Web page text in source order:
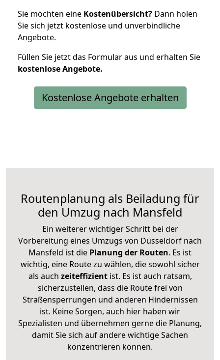
Sie möchten eine Kostenübersicht? Dann holen
Sie sich jetzt kostenlose und unverbindliche
Angebote.
Füllen Sie jetzt das Formular aus und erhalten Sie
kostenloseAngebote.
Kostenlose Angebote erhalten
Routenplanung als Beiladung für
den Umzug nach Mansfeld
Ein weiterer wichtiger Schritt bei der
Vorbereitung eines Umzugs von Düsseldorf nach
Mansfeld ist die Planung der Routen. Es ist
wichtig, eine Route zu wählen, die sowohl sicher
als auch zeiteffizientist. Es ist auch ratsam,
sicherzustellen, dass die Route frei von
Straßensperrungen und anderen Hindernissen
ist. Keine Sorgen, auch hier haben wir
Spezialisten und übernehmen gerne die Planung,
damit Sie sich auf andere wichtige Sachen
konzentrieren können.